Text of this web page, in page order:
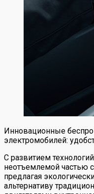
Инновационные
электромобилей:
С развитием
неотъемлемой частью
предлагая
альтернативу